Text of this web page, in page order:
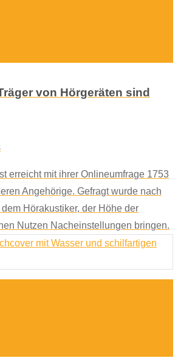
von Hörgeräten sind
erreicht mit ihrer Onlineumfrage 1753
Angehörige. Gefragt wurde nach
Hörakustiker, der Höhe der
Nutzen Nacheinstellungen bringen.